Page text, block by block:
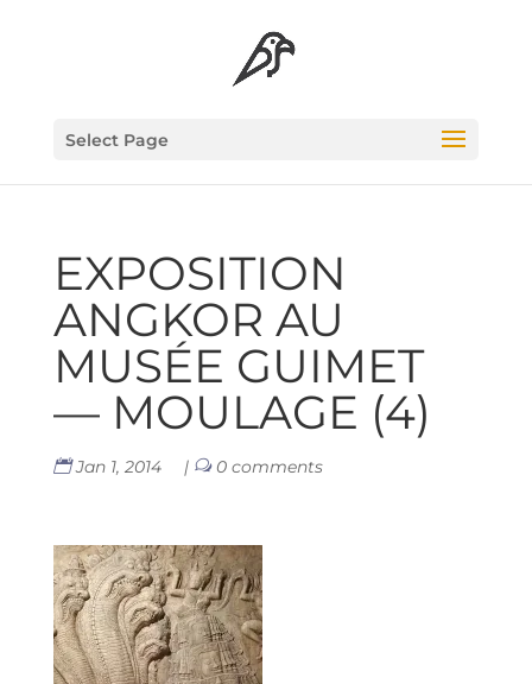
Select Page
EXPO­SI­TION
ANG­KOR AU
MUSÉE GUI­MET
— MOU­LAGE (4)
Jan 1, 2014 | 0 comments